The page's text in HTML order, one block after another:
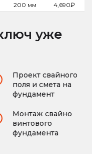
200 мм 4,690₽
уже
Проект свайного
поля и смета на
фундамент
Монтаж свайно
винтового
фундамента